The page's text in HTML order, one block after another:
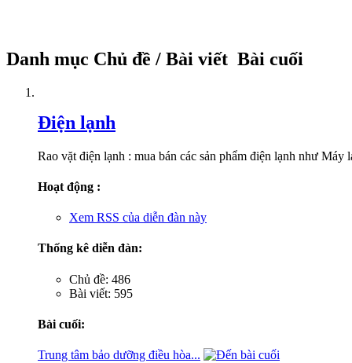
Danh mục Chủ đề / Bài viết Bài cuối
Điện lạnh
Rao vặt điện lạnh : mua bán các sản phẩm điện lạnh như
Hoạt động :
Xem RSS của diễn đàn này
Thống kê diễn đàn:
Chủ đề: 486
Bài viết: 595
Bài cuối:
Trung tâm bảo dưỡng điều hòa...